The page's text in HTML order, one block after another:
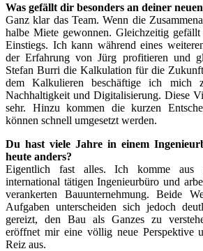
Was gefällt dir besonders an deiner
Ganz klar das Team. Wenn die
halbe Miete gewonnen. Gleichzeitig
Einstiegs. Ich kann während eines
der Erfahrung von Jürg profitieren und
Stefan Burri die Kalkulation für die
dem Kalkulieren beschäftige ich mich
Nachhaltigkeit und Digitalisierung. Diese
sehr. Hinzu kommen die kurzen
können schnell umgesetzt werden.
Du hast viele Jahre in einem
heute anders?
Eigentlich fast alles. Ich komme aus
international tätigen Ingenieurbüro und
verankerten Bauunternehmung. Beide
Aufgaben unterscheiden sich jedoch
gereizt, den Bau als Ganzes zu
eröffnet mir eine völlig neue Perspektive
Reiz aus.